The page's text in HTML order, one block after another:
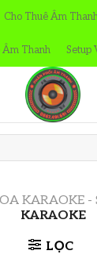
Cho Thuê Âm
Âm Thanh Setup
KARAOKE
KARAOKE
LỌC